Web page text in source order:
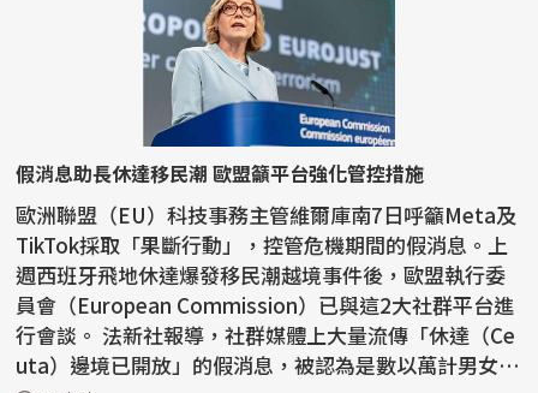
假消息助長休達移民潮 歐盟籲平台強化管控措施
歐洲聯盟（EU）科技事務主管維爾庫南7日呼籲Meta及
TikTok採取「果斷行動」，控管危機期間的假消息。上
週西班牙飛地休達爆發移民潮越境事件後，歐盟執行委
員會（European Commission）已與這2大社群平台進
行會談。 法新社報導，社群媒體上大量流傳「休達（Ce
uta）邊境已開放」的假消息，被認為是數以萬計男女老